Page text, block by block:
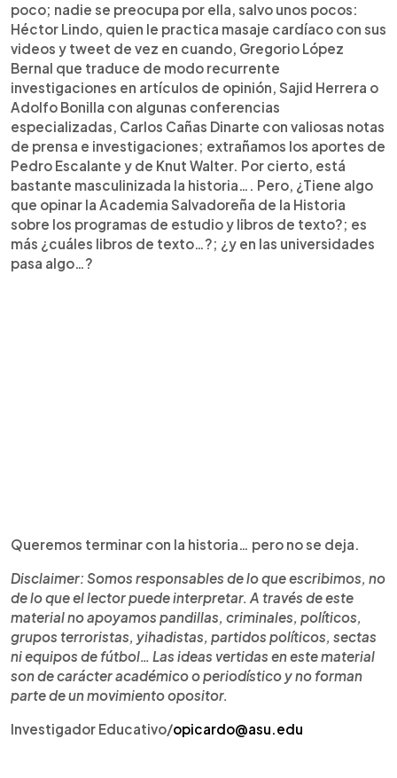
poco; nadie se preocupa por ella, salvo unos pocos:
Héctor Lindo, quien le practica masaje cardíaco con sus
videos y tweet de vez en cuando, Gregorio López
Bernal que traduce de modo recurrente
investigaciones en artículos de opinión, Sajid Herrera o
Adolfo Bonilla con algunas conferencias
especializadas, Carlos Cañas Dinarte con valiosas notas
de prensa e investigaciones; extrañamos los aportes de
Pedro Escalante y de Knut Walter. Por cierto, está
bastante masculinizada la historia…. Pero, ¿Tiene algo
que opinar la Academia Salvadoreña de la Historia
sobre los programas de estudio y libros de texto?; es
más ¿cuáles libros de texto…?; ¿y en las universidades
pasa algo…?
Queremos terminar con la historia… pero no se deja.
Disclaimer: Somos responsables de lo que escribimos, no
de lo que el lector puede interpretar. A través de este
material no apoyamos pandillas, criminales, políticos,
grupos terroristas, yihadistas, partidos políticos, sectas
ni equipos de fútbol… Las ideas vertidas en este material
son de carácter académico o periodístico y no forman
parte de un movimiento opositor.
Investigador Educativo/opicardo@asu.edu